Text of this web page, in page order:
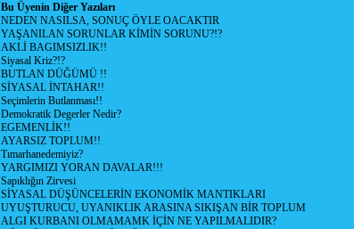
Bu Üyenin Diğer Yazıları
NEDEN NASILSA, SONUÇ ÖYLE OACAKTIR
YAŞANILAN SORUNLAR KİMİN SORUNU?!?
AKLİ BAGIMSIZLIK!!
Siyasal Kriz?!?
BUTLAN DÜĞÜMÜ !!
SİYASAL İNTAHAR!!
Seçimlerin Butlanması!!
Demokratik Degerler Nedir?
EGEMENLİK!!
AYARSIZ TOPLUM!!
Tımarhanedemiyiz?
YARGIMIZI YORAN DAVALAR!!!
Sapıklığın Zirvesi
SİYASAL DÜŞÜNCELERİN EKONOMİK MANTIKLARI
UYUŞTURUCU, UYANIKLIK ARASINA SIKIŞAN BİR TOPLUM
ALGI KURBANI OLMAMAMK İÇİN NE YAPILMALIDIR?